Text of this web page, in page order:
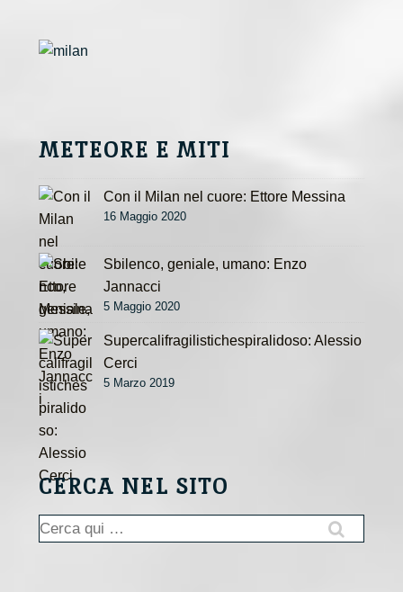
METEORE E MITI
Con il Milan nel cuore: Ettore Messina
16 Maggio 2020
Sbilenco, geniale, umano: Enzo
Jannacci
5 Maggio 2020
Supercalifragilistichespiralidoso: Alessio
Cerci
5 Marzo 2019
CERCA NEL SITO
Cerca: